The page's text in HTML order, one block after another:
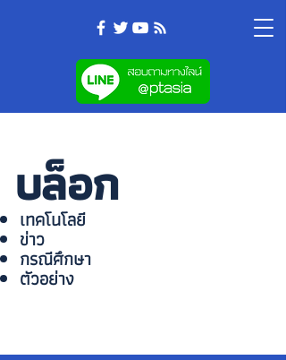
บล็อก
เทคโนโลยี
ข่าว
กรณีศึกษา
ตัวอย่าง